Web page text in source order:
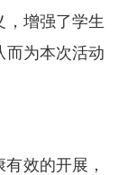
，增强了学生
而为本次活动
效的开展，